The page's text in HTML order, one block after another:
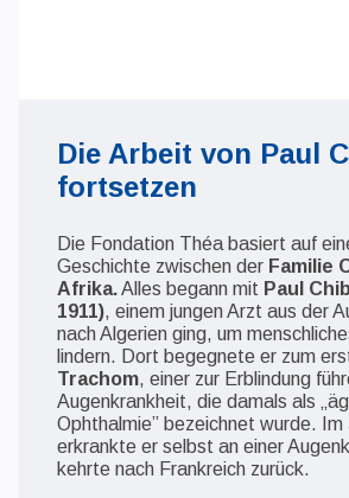
Die Arbeit von Paul
fortsetzen
Die Fondation Théa basiert auf
Geschichte zwischen der Familie
Afrika.Alles begann mit Paul
1911), einem jungen Arzt aus der
nach Algerien ging, um
lindern. Dort begegnete er zum
Trachom, einer zur Erblindung
Augenkrankheit, die damals als
Ophthalmie” bezeichnet wurde. Im
erkrankte er selbst an einer
kehrte nach Frankreich zurück.